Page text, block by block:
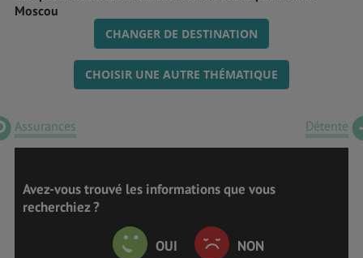
Moscou
CHANGER DE DESTINATION
CHOISIR UNE AUTRE THÉMATIQUE
Assurances Détente
Avez-vous trouvé les informations que vous
recherchiez ?
OUI NON